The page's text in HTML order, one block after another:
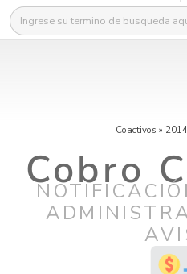
Buscar:
Coactivos »
Cobro